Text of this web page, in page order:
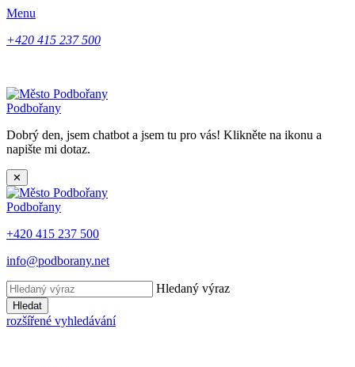
Menu
+420 415 237 500
Podbořany
Dobrý den, jsem chatbot a jsem tu pro vás! Klikněte na ikonu a
napište mi dotaz.
✕
Podbořany
+420 415 237 500
info@podborany.net
Hledaný výraz
Hledat
rozšířené vyhledávání